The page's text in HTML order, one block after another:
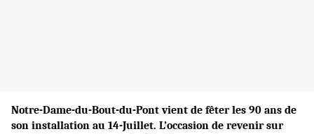
Notre-Dame-du-Bout-du-Pont vient de fêter les 90 ans de
son installation au 14-Juillet. L’occasion de revenir sur